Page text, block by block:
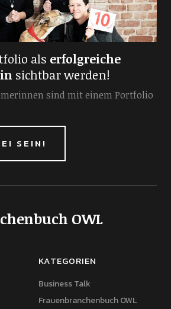
als erfolgreiche
sichtbar werden!
sind mit einem Portfolio
SEIN!
OWL
KATEGORIEN
Business Talk
Frauenbranchenbuch OWL